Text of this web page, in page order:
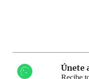
Únete